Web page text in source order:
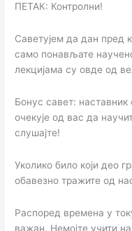
ПЕТАК: Контролни!
Саветујем да дан пред
само понављате
лекцијама су овде од
Бонус савет:
очекује од вас да
слушајте!
Уколико било који део
обавезно трaжите од
Распоред времена у
важан. Немојте учити